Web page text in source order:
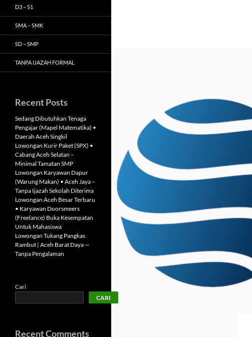
D3 – S1
SMA – SMK
SD – SMP
TANPA IJAZAH FORMAL
Recent Posts
Sedang Dibutuhkan Tenaga
Pengajar (Mapel Matematika) •
Daerah Aceh Singkil
Lowongan Kurir Paket (SPX) •
Cabang Aceh Selatan –
Minimal Tamatan SMP
Lowongan Karyawan Dapur
(Warung Makan) • Aceh Jaya –
Tanpa Ijazah Sekolah Diterima
Lowongan Aceh Besar Terbaru
• Karyawan Doorsmeers
(Freelance) Buka Kesempatan
Untuk Mahasiswa
Lowongan Tukang Pangkas
Rambut | Aceh Barat Daya —
Tanpa Pengalaman
Cari
CARI
Recent Comments